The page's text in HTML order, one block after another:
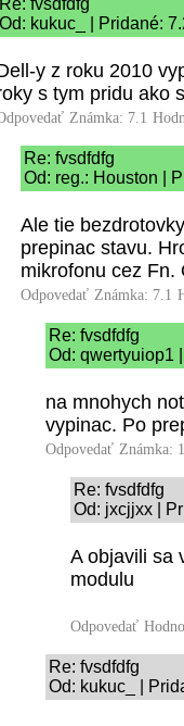
Re: fvsdfdfg
Od: kukuc_ | Pridané:
y z roku 2010
s tym pridu ako
Známka: 7.1
Re: fvsdfdfg
Od: reg.: Houston |
Ale tie
prepinac stavu.
mikrofonu cez Fn.
Odpovedať Známka: 7.1
Re: fvsdfdfg
Od: qwertyuiop1
na mnohych
vypinac. Po
Odpovedať Známka:
Re: fvsdfdfg
Od: jxcjjxx |
A objavili sa
modulu
Odpovedať
Re: fvsdfdfg
Od: kukuc_ |